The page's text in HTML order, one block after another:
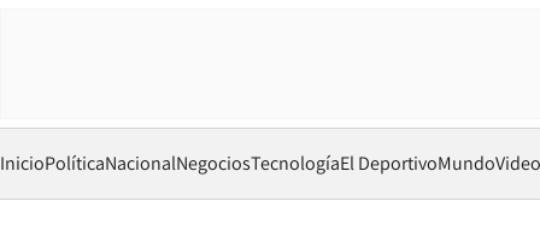
InicioPolíticaNacionalNegociosTecnologíaEl DeportivoMundo